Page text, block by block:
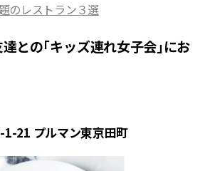
のレストラン３選
との「キッズ連れ女子会」にお
21 プルマン東京田町